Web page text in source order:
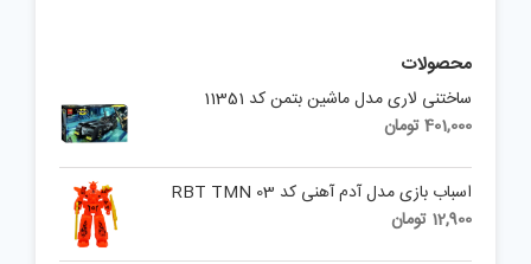
محصولات
ساختنی لاری مدل ماشین بتمن کد 11351
401,000تومان
اسباب بازی مدل آدم آهنی کد RBT TMN 03
12,900 تومان